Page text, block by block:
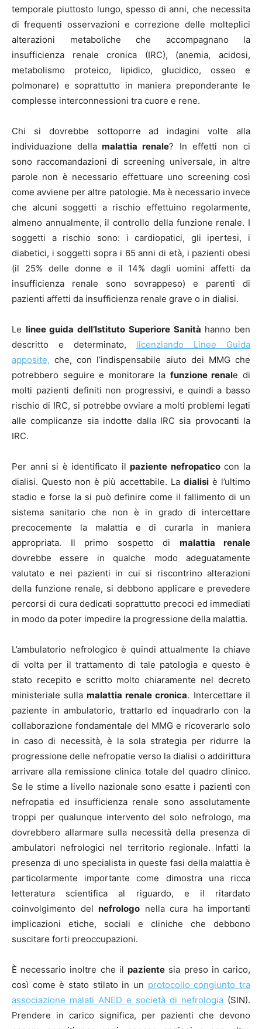
temporale piuttosto lungo, spesso di anni, che necessita
di frequenti osservazioni e correzione delle molteplici
alterazioni metaboliche che accompagnano la
insufficienza renale cronica (IRC), (anemia, acidosi,
metabolismo proteico, lipidico, glucidico, osseo e
polmonare) e soprattutto in maniera preponderante le
complesse interconnessioni tra cuore e rene.
Chi si dovrebbe sottoporre ad indagini volte alla
individuazione della malattia renale? In effetti non ci
sono raccomandazioni di screening universale, in altre
parole non è necessario effettuare uno screening così
come avviene per altre patologie. Ma è necessario invece
che alcuni soggetti a rischio effettuino regolarmente,
almeno annualmente, il controllo della funzione renale. I
soggetti a rischio sono: i cardiopatici, gli ipertesi, i
diabetici, i soggetti sopra i 65 anni di età, i pazienti obesi
(il 25% delle donne e il 14% dagli uomini affetti da
insufficienza renale sono sovrappeso) e parenti di
pazienti affetti da insufficienza renale grave o in dialisi.
Le linee guida dell’Istituto Superiore Sanità hanno ben
descritto e determinato, licenziando Linee Guida
apposite, che, con l’indispensabile aiuto dei MMG che
potrebbero seguire e monitorare la funzione renale di
molti pazienti definiti non progressivi, e quindi a basso
rischio di IRC, si potrebbe ovviare a molti problemi legati
alle complicanze sia indotte dalla IRC sia provocanti la
IRC.
Per anni si è identificato ilpaziente nefropaticocon la
dialisi. Questo non è più accettabile. La dialisiè l’ultimo
stadio e forse la si può definire come il fallimento di un
sistema sanitario che non è in grado di intercettare
precocemente la malattia e di curarla in maniera
appropriata. Il primo sospetto di malattia renale
dovrebbe essere in qualche modo adeguatamente
valutato e nei pazienti in cui si riscontrino alterazioni
della funzione renale, si debbono applicare e prevedere
percorsi di cura dedicati soprattutto precoci ed immediati
in modo da poter impedire la progressione della malattia.
L’ambulatorio nefrologico è quindi attualmente la chiave
di volta per il trattamento di tale patologia e questo è
stato recepito e scritto molto chiaramente nel decreto
ministeriale sulla malattia renale cronica. Intercettare il
paziente in ambulatorio, trattarlo ed inquadrarlo con la
collaborazione fondamentale del MMG e ricoverarlo solo
in caso di necessità, è la sola strategia per ridurre la
progressione delle nefropatie verso la dialisi o addirittura
arrivare alla remissione clinica totale del quadro clinico.
Se le stime a livello nazionale sono esatte i pazienti con
nefropatia ed insufficienza renale sono assolutamente
troppi per qualunque intervento del solo nefrologo, ma
dovrebbero allarmare sulla necessità della presenza di
ambulatori nefrologici nel territorio regionale. Infatti la
presenza di uno specialista in queste fasi della malattia è
particolarmente importante come dimostra una ricca
letteratura scientifica al riguardo, e il ritardato
coinvolgimento del nefrologo nella cura ha importanti
implicazioni etiche, sociali e cliniche che debbono
suscitare forti preoccupazioni.
È necessario inoltre che ilpaziente sia preso in carico,
così come è stato stilato in un protocollo congiunto tra
associazione malati ANED e società di nefrologia (SIN).
Prendere in carico significa, per pazienti che devono